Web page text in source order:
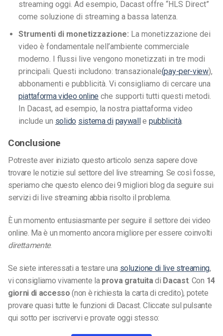
streaming oggi. Ad esempio, Dacast offre “HLS Direct”
come soluzione di streaming a bassa latenza.
Strumenti di monetizzazione: La monetizzazione dei
video è fondamentale nell’ambiente commerciale
moderno. I flussi live vengono monetizzati in tre modi
principali. Questi includono: transazionale(pay-per-view),
abbonamenti e pubblicità. Vi consigliamo di cercare una
piattaforma video online che supporti tutti questi metodi.
In Dacast, ad esempio, la nostra piattaforma video
include un solido sistema di paywallepubblicità.
Conclusione
Potreste aver iniziato questo articolo senza sapere dove
trovare le notizie sul settore del live streaming. Se così fosse,
speriamo che questo elenco dei 9 migliori blog da seguire sui
servizi di live streaming abbia risolto il problema.
È un momento entusiasmante per seguire il settore dei video
online. Ma è un momento ancora migliore per essere coinvolti
direttamente.
Se siete interessati a testare una soluzione di live streaming,
vi consigliamo vivamente la prova gratuita di Dacast. Con 14
giorni di accesso (non è richiesta la carta di credito), potete
provare quasi tutte le funzioni di Dacast. Cliccate sul pulsante
qui sotto per iscrivervi e provate oggi stesso: